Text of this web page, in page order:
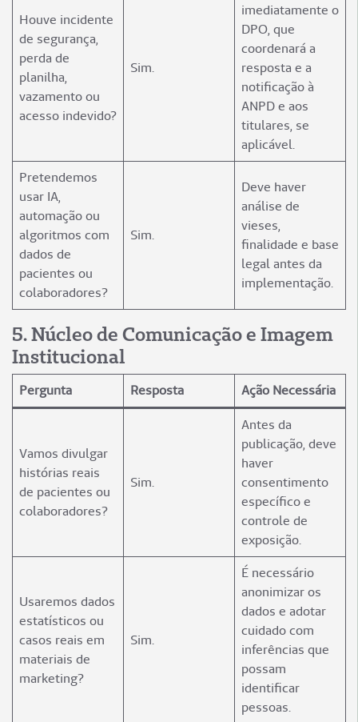
Houve incidente
de segurança,
perda de
planilha,
vazamento ou
acesso indevido?
Sim.
imediatamente o
DPO, que
coordenará a
resposta e a
notificação à
ANPD e aos
titulares, se
aplicável.
Pretendemos
usar IA,
automação ou
algoritmos com
dados de
pacientes ou
colaboradores?
Sim.
Deve haver
análise de
vieses,
finalidade e base
legal antes da
implementação.
5️. Núcleo de Comunicação e Imagem
Institucional
Pergunta Resposta Ação Necessária
Vamos divulgar
histórias reais
de pacientes ou
colaboradores?
Sim.
Antes da
publicação, deve
haver
consentimento
específico e
controle de
exposição.
Usaremos dados
estatísticos ou
casos reais em
materiais de
marketing?
Sim.
É necessário
anonimizar os
dados e adotar
cuidado com
inferências que
possam
identificar
pessoas.